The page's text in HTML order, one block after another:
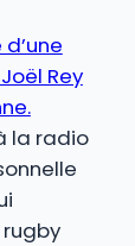
Rey
la radio